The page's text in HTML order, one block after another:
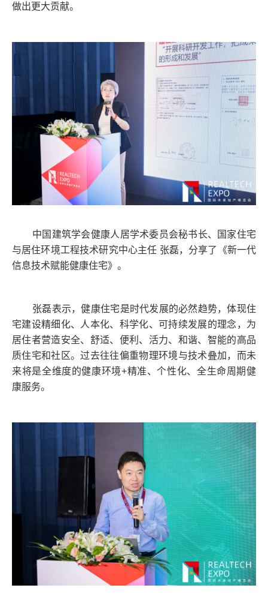
做出更大贡献。
中国建筑学会健康人居学术委员会秘书长、国家住宅
与居住环境工程技术研究中心主任 张磊，分享了《新一代
信息技术赋能健康住宅》。
张磊表示，健康住宅是时代发展的必然趋势，体现住
宅建设精细化、人本化、科学化、可持续发展的理念，为
居住者营造安全、舒适、便利、活力、和谐、智能的高品
质住宅和社区。过去往往偏重物理环境与技术叠加，而未
来将是全维度的健康环境+精准、个性化、全生命周期健
康服务。